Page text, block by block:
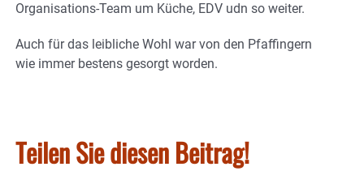
Organisations-Team um Küche, EDV udn so weiter.
Auch für das leibliche Wohl war von den Pfaffingern
wie immer bestens gesorgt worden.
Teilen Sie diesen Beitrag!